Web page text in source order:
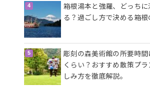
箱根湯本と強羅、どっちに
る？過ごし方で決める箱根
彫刻の森美術館の所要時間
くらい？おすすめ散策プラ
しみ方を徹底解説。